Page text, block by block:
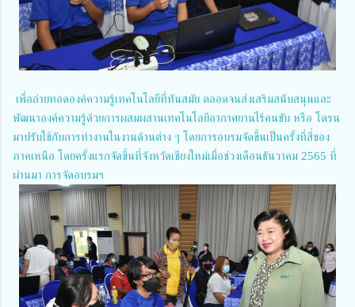
เพื่อถ่ายทอดองค์ความรู้เทคโนโลยีที่ทันสมัย ตลอดจนส่งเสริมสนับสนุนและ
พัฒนาองค์ความรู้ด้วยการผสมผสานเทคโนโลยีอากาศยานไร้คนขับ หรือ โดรน
มาปรับใช้กับการทำงานในงานด้านต่าง ๆ โดยการอบรมจัดขึ้นเป็นครั้งที่สี่ของ
ภาคเหนือ โดยครั้งแรกจัดขึ้นที่จังหวัดเชียงใหม่เมื่อช่วงเดือนธันวาคม 2565 ที่
ผ่านมา การจัดอบรมฯ